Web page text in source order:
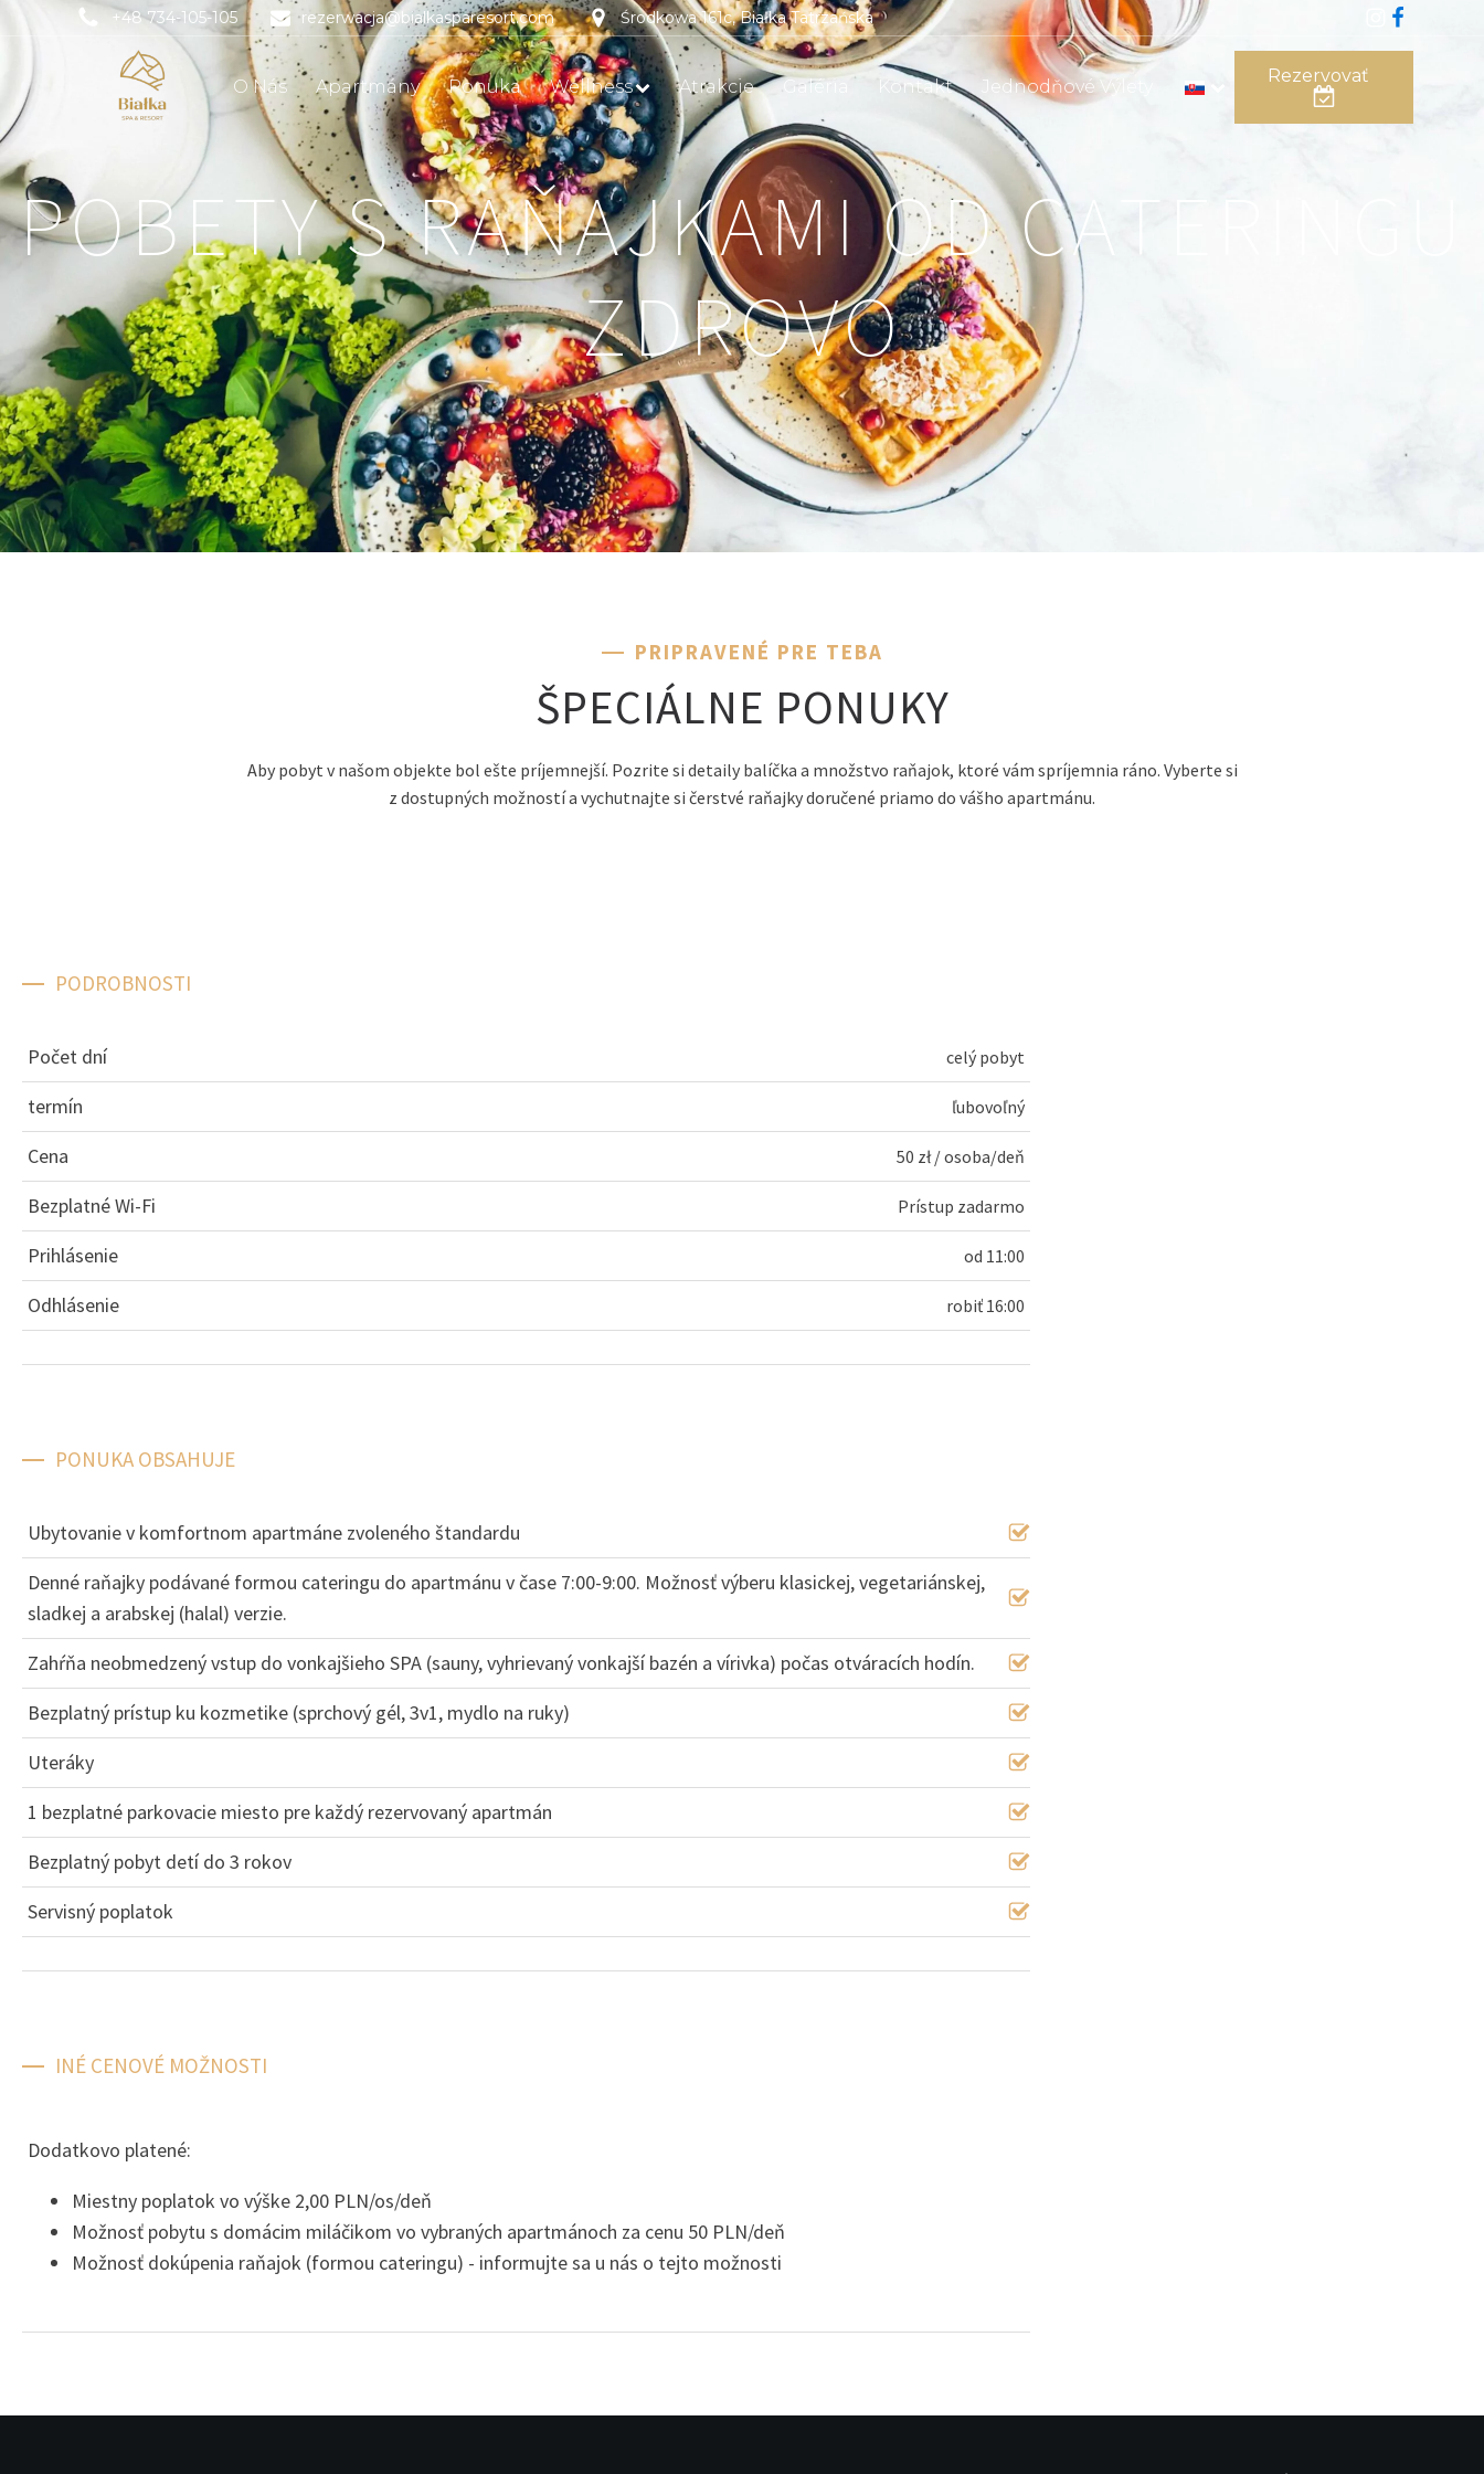
+48 734-105-105 rezerwacja@bialkasparesort.com Środkowa 161c, Białka Tatrzańska
O Nás Apartmány Ponuka Wellness Atrakcie Galéria Kontakt Jednodňové Výlety
Rezervovať
POBETY S RAŇAJKAMI OD CATERINGU
ZDROVO
PRIPRAVENÉ PRE TEBA
ŠPECIÁLNE PONUKY
Aby pobyt v našom objekte bol ešte príjemnejší. Pozrite si detaily balíčka a množstvo raňajok, ktoré vám spríjemnia ráno. Vyberte si
z dostupných možností a vychutnajte si čerstvé raňajky doručené priamo do vášho apartmánu.
PODROBNOSTI
Počet dní celý pobyt
termín ľubovoľný
Cena 50 zł/osoba/deň
Bezplatné Wi-Fi Prístup zadarmo
Prihlásenie od 11:00
Odhlásenie robiť 16:00
PONUKA OBSAHUJE
Ubytovanie v komfortnom apartmáne zvoleného štandardu
Denné raňajky podávané formou cateringu do apartmánu v čase 7:00-9:00. Možnosť výberu klasickej, vegetariánskej,
sladkej a arabskej (halal) verzie.
Zahŕňa neobmedzený vstup do vonkajšieho SPA (sauny, vyhrievaný vonkajší bazén a vírivka) počas otváracích hodín.
Bezplatný prístup ku kozmetike (sprchový gél, 3v1, mydlo na ruky)
Uteráky
1 bezplatné parkovacie miesto pre každý rezervovaný apartmán
Bezplatný pobyt detí do 3 rokov
Servisný poplatok
INÉ CENOVÉ MOŽNOSTI
Dodatkovo platené:
Miestny poplatok vo výške 2,00 PLN/os/deň
Možnosť pobytu s domácim miláčikom vo vybraných apartmánoch za cenu 50 PLN/deň
Možnosť dokúpenia raňajok (formou cateringu) - informujte sa u nás o tejto možnosti